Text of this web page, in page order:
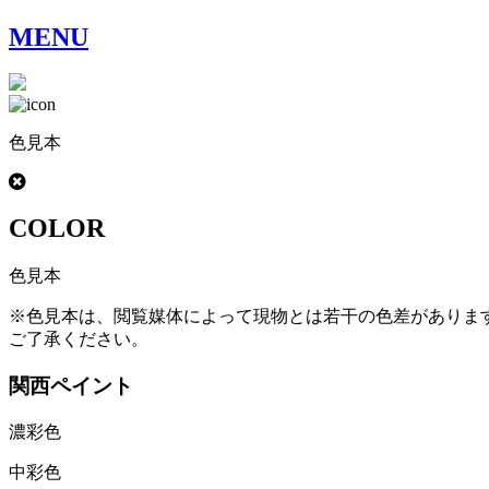
MENU
色見本
COLOR
色見本
※色見本は、閲覧媒体によって現物とは若干の色差がありま
ご了承ください。
関西ペイント
濃彩色
中彩色